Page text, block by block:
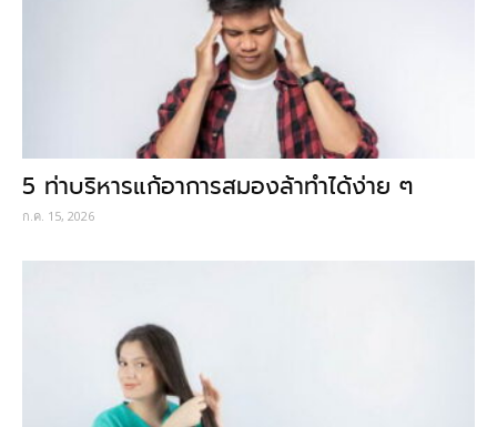
5 ท่าบริหารแก้อาการสมองล้าทำได้ง่าย ๆ
ก.ค. 15, 2026